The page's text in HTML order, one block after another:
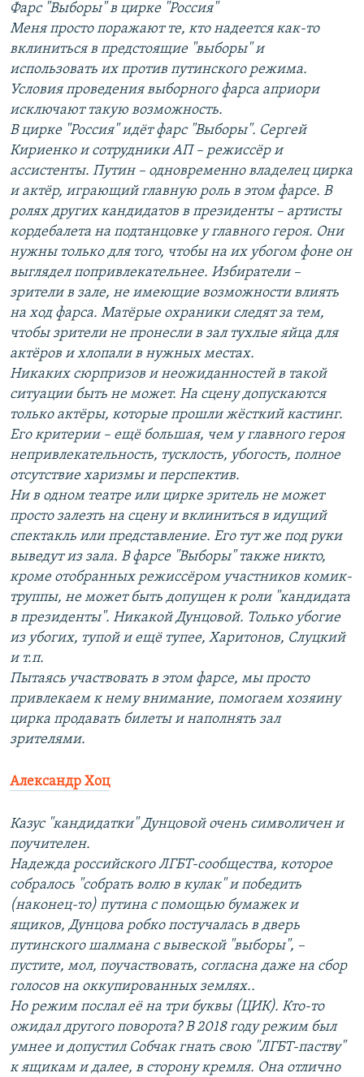
Фарс "Выборы" в цирке "Россия"
Меня просто поражают те, кто надеется как-то
вклиниться в предстоящие "выборы" и
использовать их против путинского режима.
Условия проведения выборного фарса априори
исключают такую возможность.
В цирке "Россия" идёт фарс "Выборы". Сергей
Кириенко и сотрудники АП – режиссёр и
ассистенты. Путин – одновременно владелец цирка
и актёр, играющий главную роль в этом фарсе. В
ролях других кандидатов в президенты – артисты
кордебалета на подтанцовке у главного героя. Они
нужны только для того, чтобы на их убогом фоне он
выглядел попривлекательнее. Избиратели –
зрители в зале, не имеющие возможности влиять
на ход фарса. Матёрые охраники следят за тем,
чтобы зрители не пронесли в зал тухлые яйца для
актёров и хлопали в нужных местах.
Никаких сюрпризов и неожиданностей в такой
ситуации быть не может. На сцену допускаются
только актёры, которые прошли жёсткий кастинг.
Его критерии – ещё большая, чем у главного героя
непривлекательность, тусклость, убогость, полное
отсутствие харизмы и перспектив.
Ни в одном театре или цирке зритель не может
просто залезть на сцену и вклиниться в идущий
спектакль или представление. Его тут же под руки
выведут из зала. В фарсе "Выборы" также никто,
кроме отобранных режиссёром участников комик-
труппы, не может быть допущен к роли "кандидата
в президенты". Никакой Дунцовой. Только убогие
из убогих, тупой и ещё тупее, Харитонов, Слуцкий
и т.п.
Пытаясь участвовать в этом фарсе, мы просто
привлекаем к нему внимание, помогаем хозяину
цирка продавать билеты и наполнять зал
зрителями.
Александр Хоц
Казус "кандидатки" Дунцовой очень символичен и
поучителен.
Надежда российского ЛГБТ-сообщества, которое
собралось "собрать волю в кулак" и победить
(наконец-то) путина с помощью бумажек и
ящиков, Дунцова робко постучалась в дверь
путинского шалмана с вывеской "выборы", –
пустите, мол, поучаствовать, согласна даже на сбор
голосов на оккупированных землях..
Но режим послал её на три буквы (ЦИК). Кто-то
ожидал другого поворота? В 2018 году режим был
умнее и допустил Собчак гнать свою "ЛГБТ-паству"
к ящикам и далее, в сторону кремля. Она отлично